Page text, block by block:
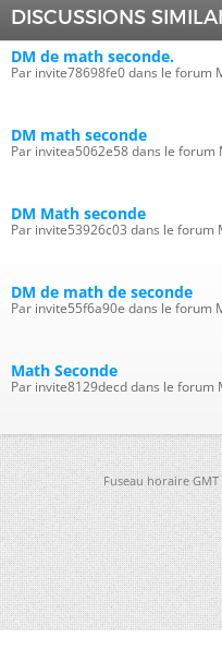
DISCUSSIONS
DM de math seconde.
Par invite78698fe0 dans le forum
DM math seconde
Par invitea5062e58 dans le
DM Math seconde
Par invite53926c03 dans le
DM de math de seconde
Par invite55f6a90e dans le forum
Math Seconde
Par invite8129decd dans le
Fuseau horaire